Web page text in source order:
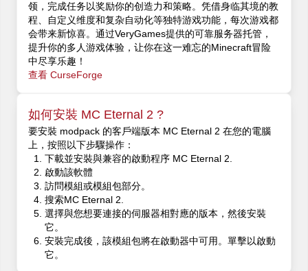
领，完成任务以奖励你的创造力和策略。凭借身临其境的教
程、自定义维度和复杂自动化等独特游戏功能，每次游戏都
会带来新惊喜。通过VeryGames提供的可靠服务器托管，
提升你的多人游戏体验，让你在这一难忘的Minecraft冒险
中尽享乐趣！
查看 CurseForge
如何安裝 MC Eternal 2 ?
要安裝 modpack 的客戶端版本 MC Eternal 2 在您的電腦
上，按照以下步驟操作：
下載並安裝與兼容的啟動程序 MC Eternal 2.
啟動該軟體
訪問模組或模組包部分。
搜索MC Eternal 2.
選擇與您想要連接的伺服器相對應的版本，然後安裝
它。
安裝完成後，該模組包將在啟動器中可用。單擊以啟動
它。